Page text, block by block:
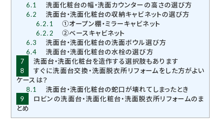
6.1
洗面化粧台の幅・洗面カウンターの高さの選び方
6.2
洗面台・洗面化粧台の収納キャビネットの選び方
6.2.1
①オープン棚・ミラーキャビネット
6.2.2
②ベースキャビネット
6.3
洗面台・洗面化粧台の洗面ボウル選び方
6.4
洗面台・洗面化粧台の水栓の選び方
7
洗面台・洗面化粧台を造作する選択肢もあります
8
すぐに洗面台交換・洗面脱衣所リフォームをした方がよい
ケースは？
8.1
洗面台・洗面化粧台の蛇口が壊れてしまったとき
9
ロビンの洗面台・洗面化粧台・洗面脱衣所リフォームのま
とめ